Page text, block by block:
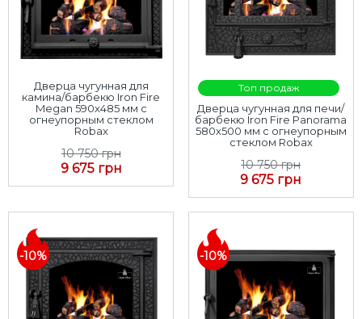
Дверца чугунная для
камина/барбекю Iron Fire
Megan 590х485 мм с
огнеупорным стеклом
Robax
10 750 грн
9 675 грн
Топ продаж
Дверца чугунная для печи/
барбекю Iron Fire Panorama
580х500 мм с огнеупорным
стеклом Robax
10 750 грн
9 675 грн
-10% -10%